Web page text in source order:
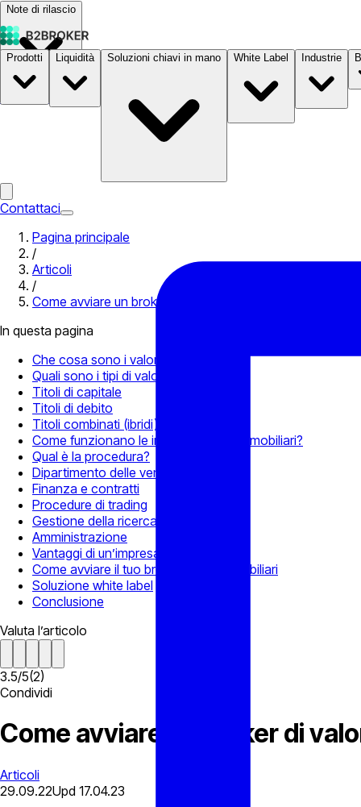
Note di rilascio
PrezziB2STORE
Prodotti Liquidità Soluzioni chiavi in mano White Label Industrie
Contattaci
Pagina principale
/
Articoli
/
Come avviare un broker di valori mobiliari in 8 semplici
In questa pagina
Che cosa sono i valori mobiliari?
Quali sono i tipi di valori mobiliari?
Titoli di capitale
Titoli di debito
Titoli combinati (ibridi)
Come funzionano le imprese su valori mobiliari?
Qual è la procedura?
Dipartimento delle vendite
Finanza e contratti
Procedure di trading
Gestione della ricerca
Amministrazione
Vantaggi di un’impresa di brokeraggio
Come avviare il tuo broker di valori mobiliari
Soluzione white label
Conclusione
Valuta l’articolo
3.5/5(2)
Condividi
Come avviare un broker di
Articoli
29.09.22Upd 17.04.23